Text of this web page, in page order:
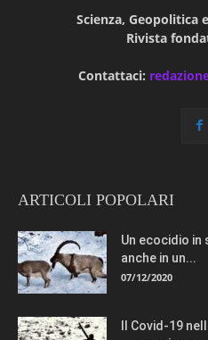
Scienza, Geopolitica
Rivista
Contattaci:
ARTICOLI POPOLARI
Un ecocidio
anche in un...
07/12/2020
Il Covid-19